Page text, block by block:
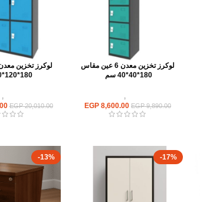
لوكرز تخزين معدن 6 عين مقاس
180*40*40 سم
,
EGP9,890.00
EGP 8,600.00
180*120*40 سم
,
EGP20,010.00
-17%
-13%